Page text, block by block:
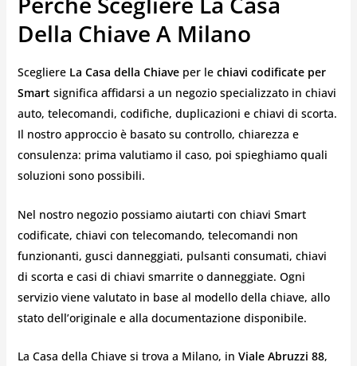
Della Chiave A Milano
Scegliere La Casa della Chiaveper le chiavi codificate per
Smartsignifica affidarsi a un negozio specializzato in chiavi
auto, telecomandi, codifiche, duplicazioni e chiavi di scorta.
Il nostro approccio è basato su controllo, chiarezza e
consulenza: prima valutiamo il caso, poi spieghiamo quali
soluzioni sono possibili.
Nel nostro negozio possiamo aiutarti con chiavi Smart
codificate, chiavi con telecomando, telecomandi non
funzionanti, gusci danneggiati, pulsanti consumati, chiavi
di scorta e casi di chiavi smarrite o danneggiate. Ogni
servizio viene valutato in base al modello della chiave, allo
stato dell’originale e alla documentazione disponibile.
La Casa della Chiave si trova a Milano, in Viale Abruzzi 88,